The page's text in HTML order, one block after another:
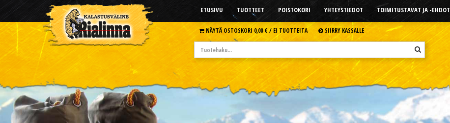
ETUSIVU TUOTTEET POISTOKORI YHTEYSTIEDOT TOIMITUSTAVAT JA -EHDOT
NÄYTÄ OSTOSKORI 0,00 € /EI TUOTTEITA SIIRRY KASSALLE